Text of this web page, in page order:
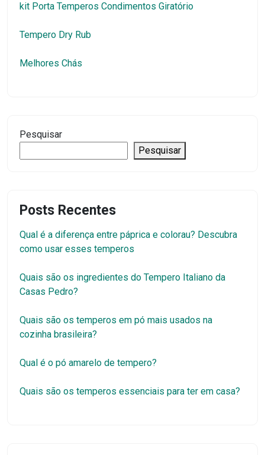
kit Porta Temperos Condimentos Giratório
Tempero Dry Rub
Melhores Chás
Pesquisar
Pesquisar
Posts Recentes
Qual é a diferença entre páprica e colorau? Descubra
como usar esses temperos
Quais são os ingredientes do Tempero Italiano da
Casas Pedro?
Quais são os temperos em pó mais usados na
cozinha brasileira?
Qual é o pó amarelo de tempero?
Quais são os temperos essenciais para ter em casa?